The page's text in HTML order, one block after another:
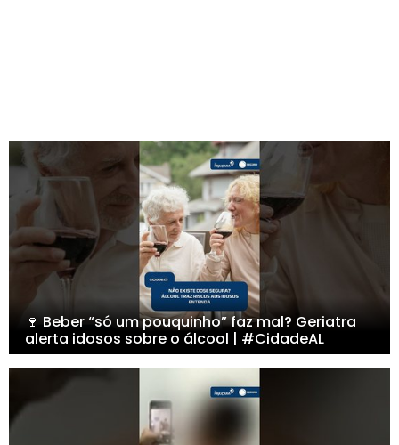
🍷 Beber “só um pouquinho” faz mal? Geriatra
alerta idosos sobre o álcool | #CidadeAL